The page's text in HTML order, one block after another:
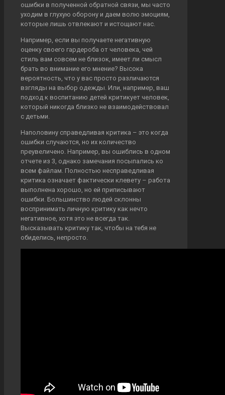
ошибки в полученной обратной связи, мы часто
уходим в глухую оборону и даем волю эмоциям,
которые лишь отвлекают и истощают нас.
Например, если вы получаете негативную
оценку своего гардероба от человека, чей
стиль вам совсем не близок, имеет ли смысл
брать во внимание его мнение? Высока
вероятность, что у вас просто различаются
взгляды на выбор одежды. Или, например, ваш
подход к воспитанию детей критикует человек,
который никогда близко не взаимодействовал
с детьми.
Наполовину справедливая критика – это когда
ошибки случаются, но их количество
преувеличено. Например, вы ошиблись в одном
отчете из 3, однако замечания посыпались ко
всем файлам. Полностью несправедливая
критика означает фактически клевету – работа
выполнена хорошо, но ей приписывают
ошибки. Большинство людей склонны
воспринимать личную критику как нечто
негативное, хотя это не всегда так.
Высказывать критику так, чтобы на тебя не
обиделись, непросто.